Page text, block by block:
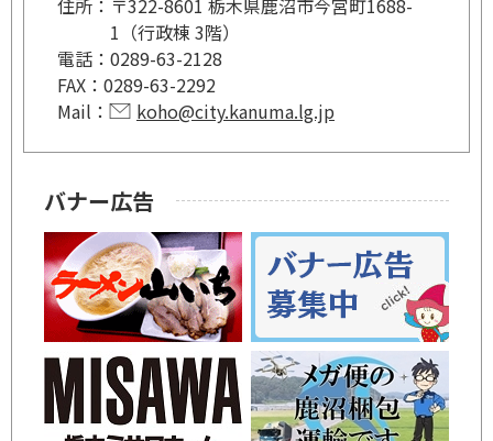
1（行政棟 3階）
電話： 0289-63-2128
FAX： 0289-63-2292
Mail：
koho@city.kanuma.lg.jp
バナー広告